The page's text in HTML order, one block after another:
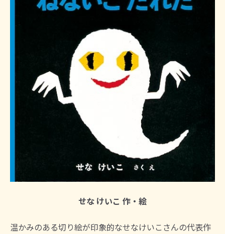
せな けいこ 作・絵
温かみのある切り絵が印象的なせなけいこさんの代表作